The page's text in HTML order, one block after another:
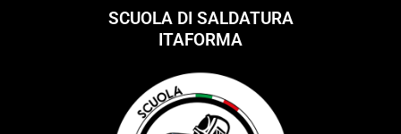
SCUOLA DI SALDATURA
ITAFORMA